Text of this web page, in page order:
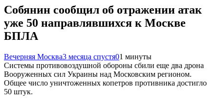
Собянин сообщил об отражении атак
уже 50 направлявшихся к Москве
БПЛА
Вечерняя Москва3 месяца спустя01 минуты
Системы противовоздушной обороны сбили еще два дрона
Вооруженных сил Украины над Московским регионом.
Общее число уничтоженных копетров противника достигло
50 штук.